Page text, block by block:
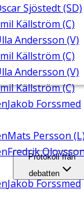
Sjöstedt (SD)
Källström (C)
Andersson (V)
Källström (C)
Andersson (V)
Källström (C)
Jakob Forssmed
Mats Persson
Fredrik
Jakob Forssmed
Protokoll från
debatten